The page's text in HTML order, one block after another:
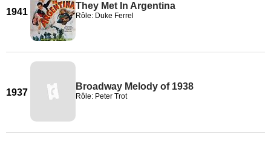
1941
They Met In Argentina
Rôle: Duke Ferrel
1937
Broadway Melody of 1938
Rôle: Peter Trot